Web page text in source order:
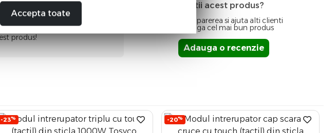
produs!
Detii acest produs?
Spune-ti parerea si ajuta alti clienti
sa aleaga cel mai bun produs
Adauga o recenzie
-23% -20%
Accepta toate